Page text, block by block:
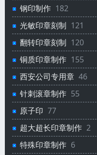
钢印制作 182
光敏印章刻制 121
翻转印章刻制 120
铜质印章制作 155
西安公司专用章 46
针刺滚章制作 55
原子印 77
超大超长印章制作 2
特殊印章制作 6